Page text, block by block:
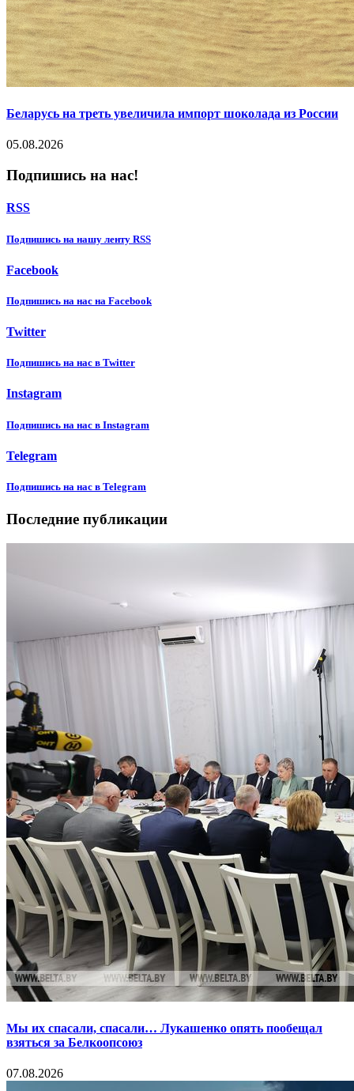
Беларусь на треть увеличила импорт шоколада из России
05.08.2026
Подпишись на нас!
RSS
Подпишиcь на нашу ленту RSS
Facebook
Подпишиcь на нас на Facebook
Twitter
Подпишиcь на нас в Twitter
Instagram
Подпишиcь на нас в Instagram
Telegram
Подпишиcь на нас в Telegram
Последние публикации
Мы их спасали, спасали… Лукашенко опять пообещал
взяться за Белкоопсоюз
07.08.2026